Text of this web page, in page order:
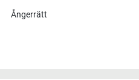
Ångerrätt